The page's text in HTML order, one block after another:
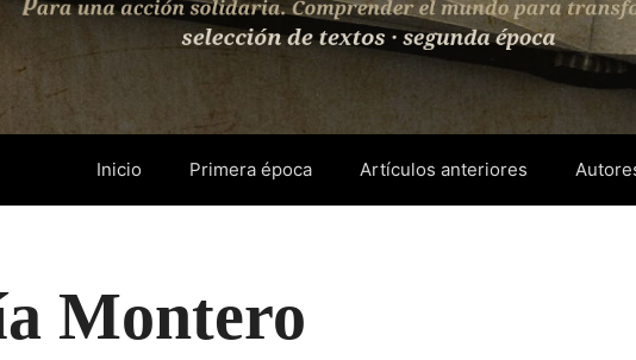
Inicio Primera época Artículos anteriores
Montero